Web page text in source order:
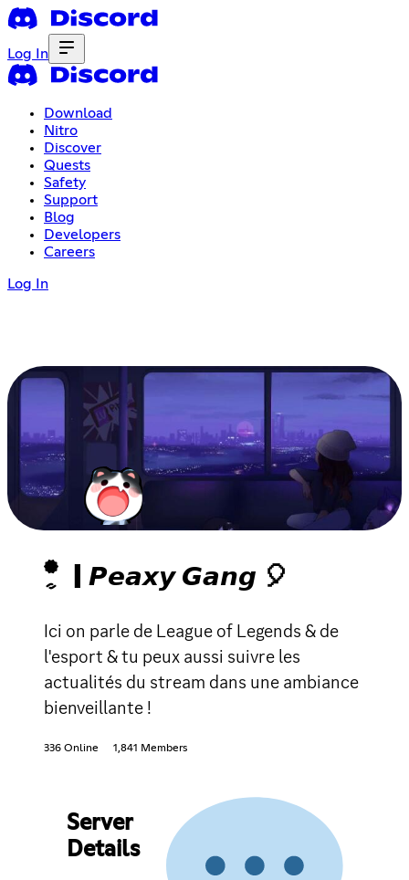
Log In
Download
Nitro
Discover
Quests
Safety
Support
Blog
Developers
Careers
Log In
| 𝙋𝙚𝙖𝙭𝙮 𝙂𝙖𝙣𝙜 🎈
Ici on parle de League of Legends & de
l'esport & tu peux aussi suivre les
actualités du stream dans une ambiance
bienveillante !
336 Online 1,841 Members
Server
Details